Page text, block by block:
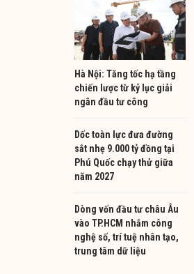
Hà Nội: Tăng tốc hạ tầng
chiến lược từ kỷ lục giải
ngân đầu tư công
Dốc toàn lực đưa đường
sắt nhẹ 9.000 tỷ đồng tại
Phú Quốc chạy thử giữa
năm 2027
Dòng vốn đầu tư châu Âu
vào TP.HCM nhắm công
nghệ số, trí tuệ nhân tạo,
trung tâm dữ liệu